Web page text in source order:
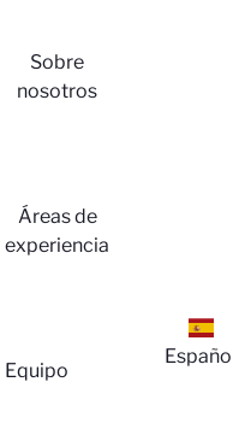
Sobre
nosotros
Áreas de
experiencia
Equipo